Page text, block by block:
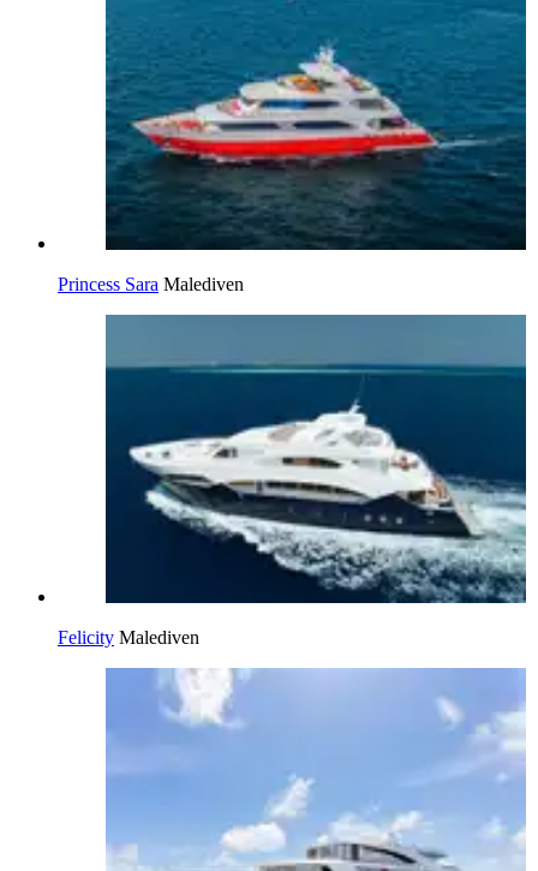
Princess Sara Malediven
Felicity Malediven